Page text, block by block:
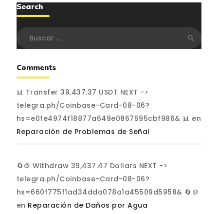
Search
Comments
📊 Transfer 39,437.37 USDT NEXT ->
telegra.ph/Coinbase-Card-08-06?
hs=e0fe4974f18877a649e0867595cbf986& 📊 en
Reparación de Problemas de Señal
🔄🪙 Withdraw 39,437.47 Dollars NEXT ->
telegra.ph/Coinbase-Card-08-06?
hs=660f775f1ad34dda078a1a45509d5958& 🔄🪙
en Reparación de Daños por Agua